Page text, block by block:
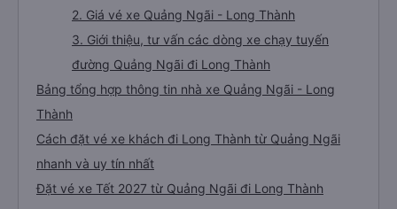
2. Giá vé xe Quảng Ngãi - Long Thành
3. Giới thiệu, tư vấn các dòng xe chạy tuyến
đường Quảng Ngãi đi Long Thành
Bảng tổng hợp thông tin nhà xe Quảng Ngãi - Long
Thành
Cách đặt vé xe khách đi Long Thành từ Quảng Ngãi
nhanh và uy tín nhất
Đặt vé xe Tết 2027 từ Quảng Ngãi đi Long Thành